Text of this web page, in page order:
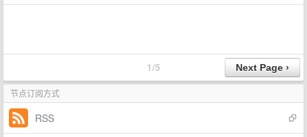
1/5
节点订阅方式
RSS